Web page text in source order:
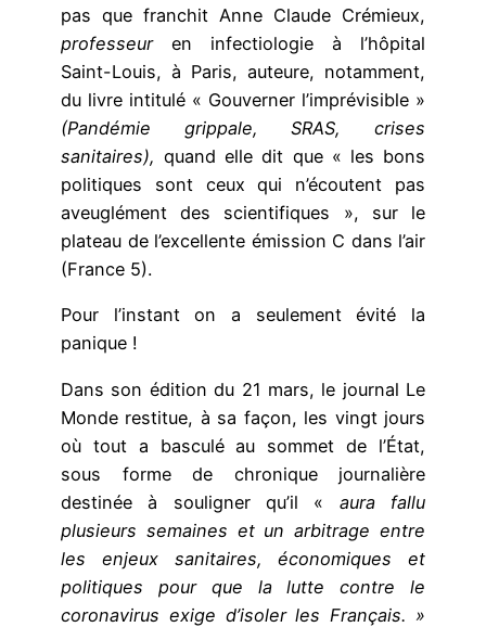
pas que franchit Anne Claude Crémieux,
professeuren infectiologie à l’hôpital
Saint-Louis, à Paris, auteure, notamment,
du livre intitulé « Gouverner l’imprévisible »
(Pandémie grippale, SRAS, crises
sanitaires),quand elle dit que « les bons
politiques sont ceux qui n’écoutent pas
aveuglément des scientifiques », sur le
plateau de l’excellente émission C dans l’air
(France 5).
Pour l’instant on a seulement évité la
panique !
Dans son édition du 21 mars, le journal Le
Monde restitue, à sa façon, les vingt jours
où tout a basculé au sommet de l’État,
sous forme de chronique journalière
destinée à souligner qu’il « aura fallu
plusieurs semaines et un arbitrage entre
les enjeux sanitaires, économiques et
politiques pour que la lutte contre le
coronavirus exige d’isoler les Français. »